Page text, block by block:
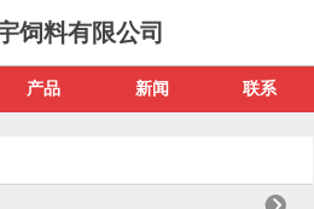
饲料有限公司
产品 新闻 联系